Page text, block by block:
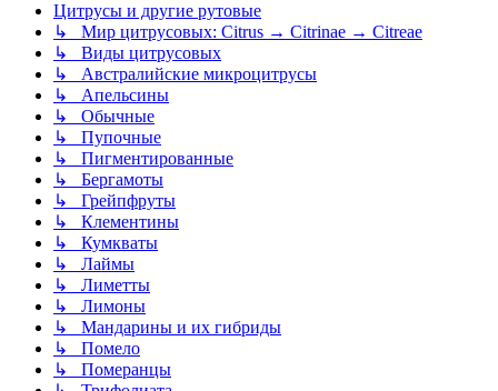
Цитрусы и другие рутовые
↳ Мир цитрусовых: Citrus → Citrinae → Citreae
↳ Виды цитрусовых
↳ Австралийские микроцитрусы
↳ Апельсины
↳ Обычные
↳ Пупочные
↳ Пигментированные
↳ Бергамоты
↳ Грейпфруты
↳ Клементины
↳ Кумкваты
↳ Лаймы
↳ Лиметты
↳ Лимоны
↳ Мандарины и их гибриды
↳ Помело
↳ Померанцы